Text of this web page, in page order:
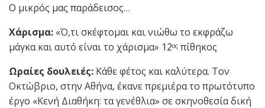
Ο μικρός μας παράδεισος…
Χάρισμα: «Ό,τι σκέφτομαι και νιώθω το εκφράζω
μάγκα και αυτό είναι το χάρισμα» 12ος πίθηκος
Ωραίες δουλειές: Κάθε φέτος και καλύτερα. Τον
Οκτώβριο, στην Αθήνα, έκανε πρεμιέρα το πρωτότυπο
έργο «Κενή Διαθήκη: τα γενέθλια» σε σκηνοθεσία δική